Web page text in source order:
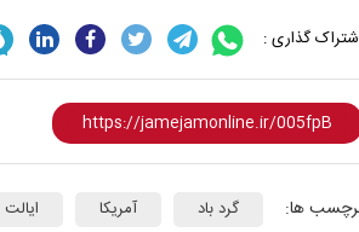
گذاری :
ها: گرد باد آمریکا ایالت